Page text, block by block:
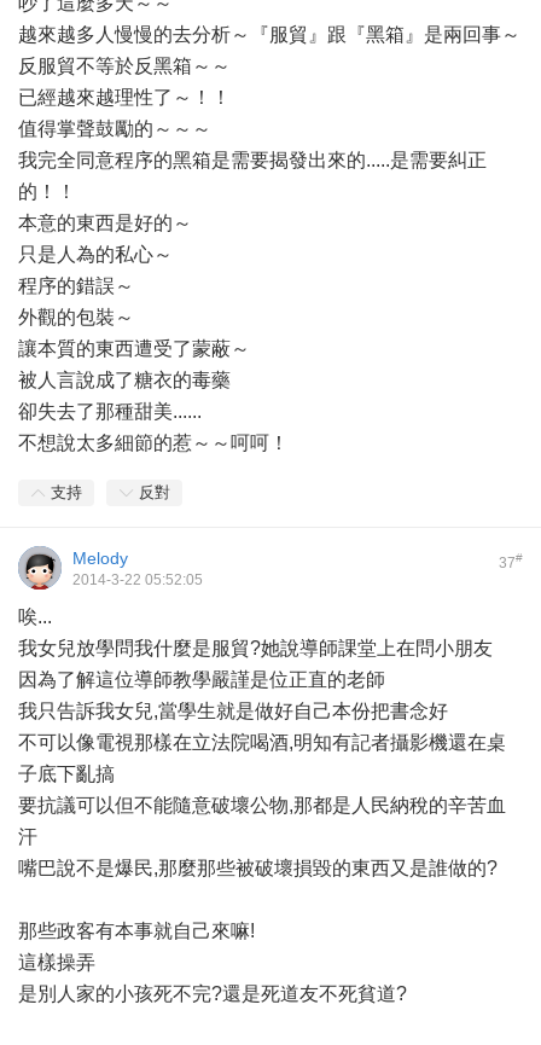
越來越多人慢慢的去分析～『服貿』跟『黑箱』是兩回事～
反服貿不等於反黑箱～～
已經越來越理性了～！！
值得掌聲鼓勵的～～～
我完全同意程序的黑箱是需要揭發出來的.....是需要糾正
的！！
本意的東西是好的～
只是人為的私心～
程序的錯誤～
外觀的包裝～
讓本質的東西遭受了蒙蔽～
被人言說成了糖衣的毒藥
卻失去了那種甜美......
不想說太多細節的惹～～呵呵！
支持 反對
37#
Melody
2014-3-22 05:52:05
唉...
我女兒放學問我什麼是服貿?她說導師課堂上在問小朋友
因為了解這位導師教學嚴謹是位正直的老師
我只告訴我女兒,當學生就是做好自己本份把書念好
不可以像電視那樣在立法院喝酒,明知有記者攝影機還在桌
子底下亂搞
要抗議可以但不能隨意破壞公物,那都是人民納稅的辛苦血
汗
嘴巴說不是爆民,那麼那些被破壞損毀的東西又是誰做的?
那些政客有本事就自己來嘛!
這樣操弄
是別人家的小孩死不完?還是死道友不死貧道?